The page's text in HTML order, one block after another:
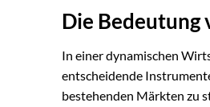
Die Bedeutung
In einer dynamischen
entscheidende
bestehenden Märkten zu